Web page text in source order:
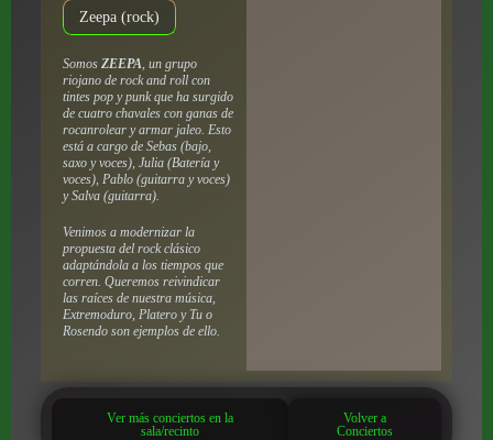
Zeepa (rock)
Somos ZEEPA, un grupo
riojano de rock and roll con
tintes pop y punk que ha surgido
de cuatro chavales con ganas de
rocanrolear y armar jaleo. Esto
está a cargo de Sebas (bajo,
saxo y voces), Julia (Batería y
voces), Pablo (guitarra y voces)
y Salva (guitarra).
Venimos a modernizar la
propuesta del rock clásico
adaptándola a los tiempos que
corren. Queremos reivindicar
las raíces de nuestra música,
Extremoduro, Platero y Tu o
Rosendo son ejemplos de ello.
Ver más conciertos en la
sala/recinto
Volver a
Conciertos